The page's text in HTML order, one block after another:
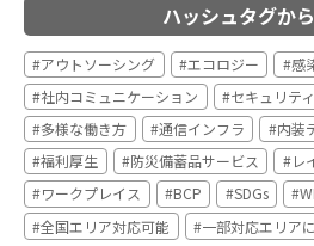
ハッシュタグか
#アウトソーシング #エコロジー #感
#社内コミュニケーション
#セキュリティ
#多様な働き方
#通信インフラ
#内装
#福利厚生
#防災備蓄品サービス
#レ
#ワークプレイス
#BCP #SDGs
#全国エリア対応可能
#一部対応エリア